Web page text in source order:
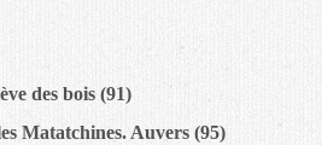
des bois (91)
Matatchines. Auvers (95)